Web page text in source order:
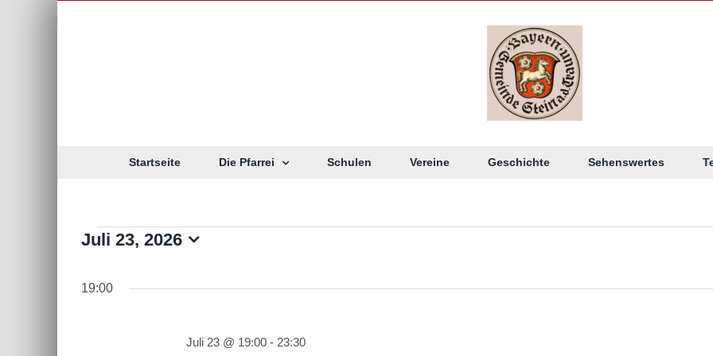
Startseite Die Pfarrei Schulen Vereine Geschichte Sehenswertes
Veranstaltungen
für
Juli 23, 2026
19:00
Juli 23 @ 19:00- 23:30